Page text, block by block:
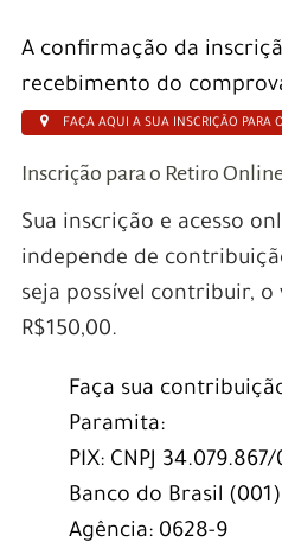
A confirmação da
recebimento do
FAÇA AQUI A SUA INSCRIÇÃO PARA
Inscrição para o Retiro
Sua inscrição e acesso
independe de
seja possível contribuir,
R$150,00.
Faça sua
Paramita:
PIX: CNPJ
Banco do Brasil (001)
Agência: 0628-9